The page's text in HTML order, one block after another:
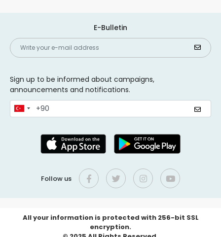
E-Bulletin
Sign up to be informed about campaigns,
announcements and notifications.
Follow us
All your information is protected with 256-bit SSL
encryption.